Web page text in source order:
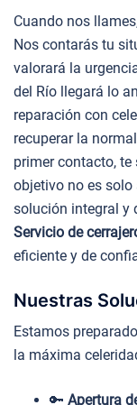
Cuando nos
Nos contarás tu
valorará la
del Río llegará lo
reparación con
recuperar la
primer contacto,
objetivo no es solo
solución integral y
Servicio de
eficiente y de
Nuestras
Estamos
la máxima
🔑 Apertura